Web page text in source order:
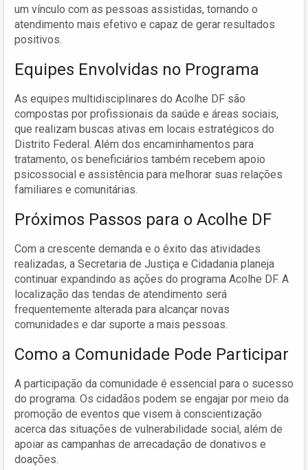
um vínculo com as pessoas assistidas, tornando o
atendimento mais efetivo e capaz de gerar resultados
positivos.
Equipes Envolvidas no Programa
As equipes multidisciplinares do Acolhe DF são
compostas por profissionais da saúde e áreas sociais,
que realizam buscas ativas em locais estratégicos do
Distrito Federal. Além dos encaminhamentos para
tratamento, os beneficiários também recebem apoio
psicossocial e assistência para melhorar suas relações
familiares e comunitárias.
Próximos Passos para o Acolhe DF
Com a crescente demanda e o êxito das atividades
realizadas, a Secretaria de Justiça e Cidadania planeja
continuar expandindo as ações do programa Acolhe DF. A
localização das tendas de atendimento será
frequentemente alterada para alcançar novas
comunidades e dar suporte a mais pessoas.
Como a Comunidade Pode Participar
A participação da comunidade é essencial para o sucesso
do programa. Os cidadãos podem se engajar por meio da
promoção de eventos que visem à conscientização
acerca das situações de vulnerabilidade social, além de
apoiar as campanhas de arrecadação de donativos e
doações.